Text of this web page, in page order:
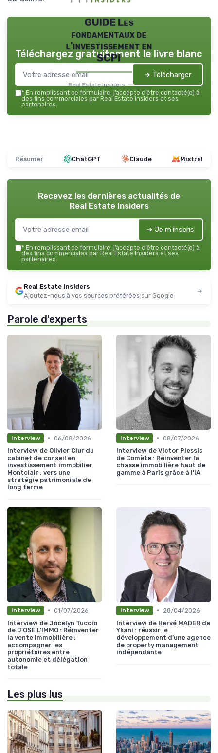
GUIDE Les
fondamentaux de
l'investissement en
SCPI
Real Estate Insiders — 2026
Téléchargez gratuitement le livre blanc
➔ Télécharger
* En remplissant ce formulaire, j’accepte d’être contacté(e) à
des fins commerciales par Real Estate Insiders et ses
partenaires.
Résumer ChatGPT Claude Mistral
Recevez les dernières actualités de
Real Estate Insiders
➔ Je m'inscris
* En remplissant ce formulaire, j’accepte d’être contacté(e) à
des fins commerciales par Real Estate Insiders et ses
partenaires.
Real Estate Insiders
Ajoutez-nous à vos sources préférées sur Google
Parole d'experts
Interview • 06/08/2026
Interview de Olivier Clur du
cabinet de conseil en
investissement immobilier
Montclair : vers une
stratégie patrimoniale de
long terme
Interview • 08/07/2026
Interview de Victor Plessis
de Comète : Réinventer la
chasse immobilière haut de
gamme à Paris grâce à l’IA
Interview • 01/07/2026
Interview de Jocelyn Tuccio
de J'OSE L'IMMO : Réinventer
la vente immobilière :
accompagner les
propriétaires entre
autonomie et délégation
totale
Interview •
28/04/2026
Interview de Hervé MADER de
Ykani : réussir le
développement d’une agence
de property management
indépendante
Les plus lus